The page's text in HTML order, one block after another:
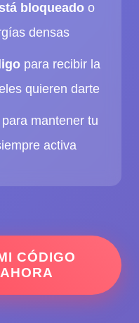
bloqueadoo
densas
para recibir la
quieren darte
para mantener tu
activa
CÓDIGO